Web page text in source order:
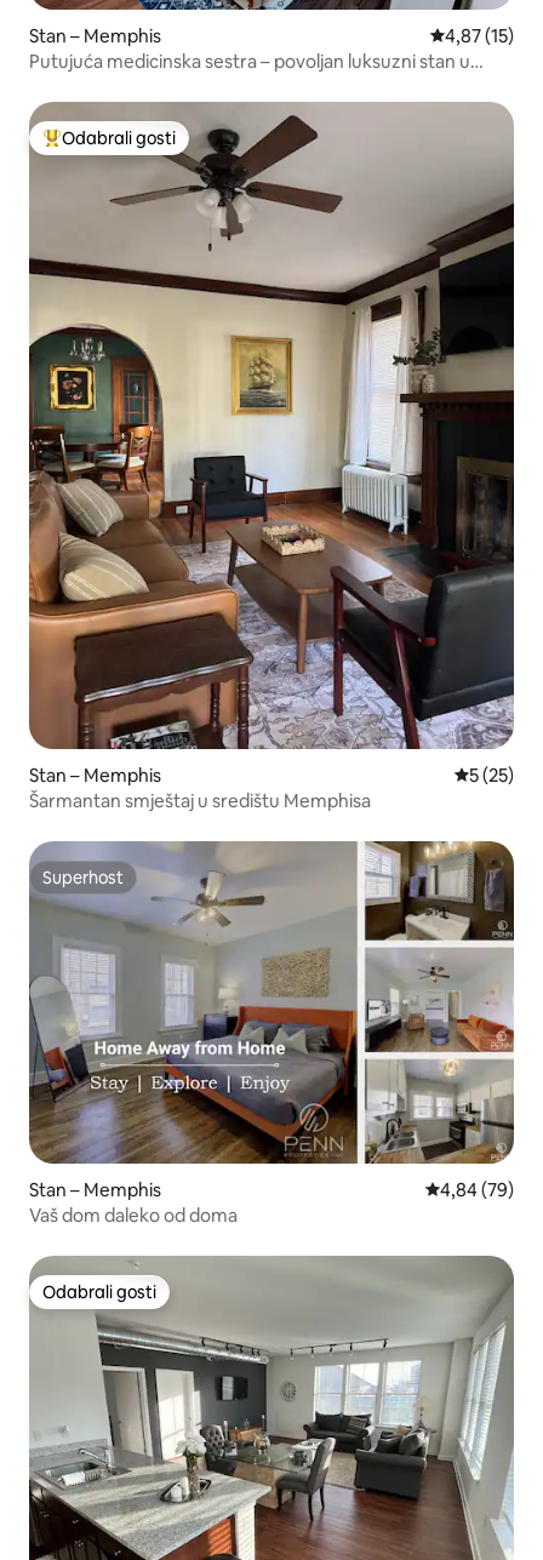
Stan – Memphis Prosječna
4,87 (15)
Putujuća medicinska sestra – povoljan luksuzni stan u
Među najviše rangiranima s oznakom „Odabrali gosti”
Odabrali gosti
Stan – Memphis Prosječna
5 (25)
Šarmantan smještaj u središtu Memphisa
Superhost
Superhost
Stan – Memphis Prosječna
4,84 (79)
Vaš dom daleko od doma
Odabrali gosti
Odabrali gosti